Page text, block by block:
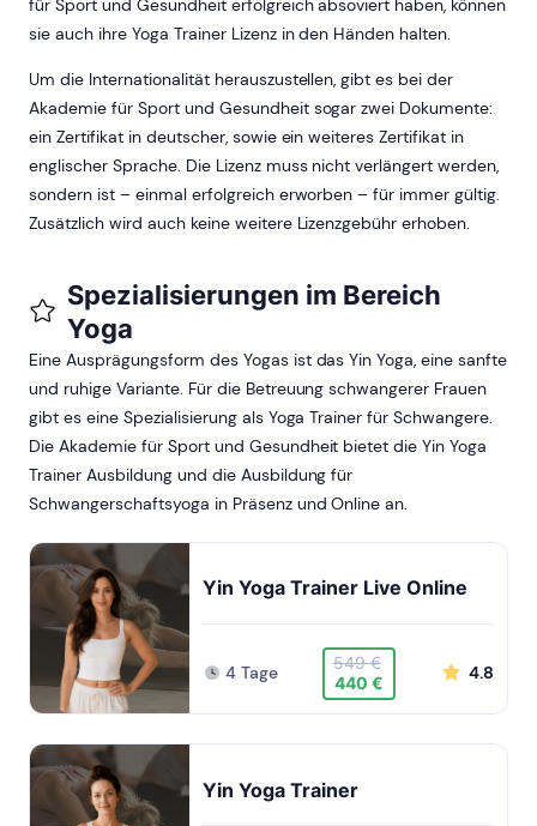
für Sport und Gesundheit erfolgreich absoviert haben, können
sie auch ihre Yoga Trainer Lizenz in den Händen halten.
Um die Internationalität herauszustellen, gibt es bei der
Akademie für Sport und Gesundheit sogar zwei Dokumente:
ein Zertifikat in deutscher, sowie ein weiteres Zertifikat in
englischer Sprache. Die Lizenz muss nicht verlängert werden,
sondern ist – einmal erfolgreich erworben – für immer gültig.
Zusätzlich wird auch keine weitere Lizenzgebühr erhoben.
Spezialisierungen im Bereich
Yoga
Eine Ausprägungsform des Yogas ist das Yin Yoga, eine sanfte
und ruhige Variante. Für die Betreuung schwangerer Frauen
gibt es eine Spezialisierung als Yoga Trainer für Schwangere.
Die Akademie für Sport und Gesundheit bietet die Yin Yoga
Trainer Ausbildung und die Ausbildung für
Schwangerschaftsyoga in Präsenz und Online an.
Yin Yoga Trainer Live Online
4 Tage
549 €
440 €
4.8
Yin Yoga Trainer